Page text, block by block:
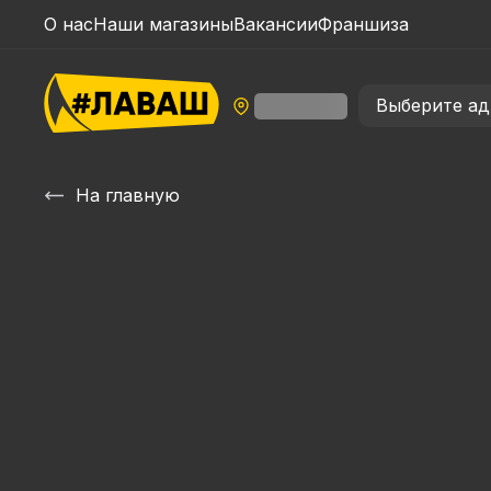
О насНаши магазиныВакансииФраншиза
Выберите
На главную